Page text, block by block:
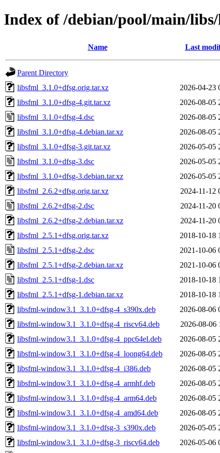
Index of /debian/pool/main/
Name Last
Parent Directory
libsfml_3.1.0+dfsg.orig.tar.xz
2026-04-23
libsfml_3.1.0+dfsg-4.git.tar.xz
2026-08-05
libsfml_3.1.0+dfsg-4.dsc
2026-08-05
libsfml_3.1.0+dfsg-4.debian.tar.xz
2026-08-05
libsfml_3.1.0+dfsg-3.git.tar.xz
2026-05-05
libsfml_3.1.0+dfsg-3.dsc
2026-05-05
libsfml_3.1.0+dfsg-3.debian.tar.xz
2026-05-05
libsfml_2.6.2+dfsg.orig.tar.xz
2024-11-12
libsfml_2.6.2+dfsg-2.dsc
2024-11-20
libsfml_2.6.2+dfsg-2.debian.tar.xz
2024-11-20
libsfml_2.5.1+dfsg.orig.tar.xz
2018-10-18
libsfml_2.5.1+dfsg-2.dsc
2021-10-06
libsfml_2.5.1+dfsg-2.debian.tar.xz
2021-10-06
libsfml_2.5.1+dfsg-1.dsc
2018-10-18
libsfml_2.5.1+dfsg-1.debian.tar.xz
2018-10-18
libsfml-window3.1_3.1.0+dfsg-4_s390x.deb
2026-08-06
libsfml-window3.1_3.1.0+dfsg-4_riscv64.deb
2026-08-06
libsfml-window3.1_3.1.0+dfsg-4_ppc64el.deb
2026-08-05
libsfml-window3.1_3.1.0+dfsg-4_loong64.deb
2026-08-05
libsfml-window3.1_3.1.0+dfsg-4_i386.deb
2026-08-05
libsfml-window3.1_3.1.0+dfsg-4_armhf.deb
2026-08-05
libsfml-window3.1_3.1.0+dfsg-4_arm64.deb
2026-08-05
libsfml-window3.1_3.1.0+dfsg-4_amd64.deb
2026-08-05
libsfml-window3.1_3.1.0+dfsg-3_s390x.deb
2026-05-05
libsfml-window3.1_3.1.0+dfsg-3_riscv64.deb
2026-05-06